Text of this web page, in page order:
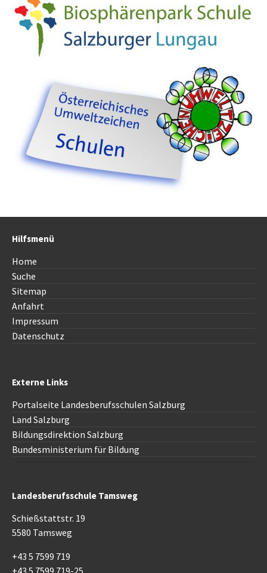
Hilfsmenü
Home
Suche
Sitemap
Anfahrt
Impressum
Datenschutz
Externe Links
Portalseite Landesberufsschulen Salzburg
Land Salzburg
Bildungsdirektion Salzburg
Bundesministerium für Bildung
Landesberufsschule Tamsweg
Schießstattstr. 19
5580 Tamsweg
+43 5 7599 719
+43 5 7599 719-25